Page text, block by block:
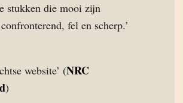
stukken die mooi zijn
fel en scherp.’
website’ (NRC
)